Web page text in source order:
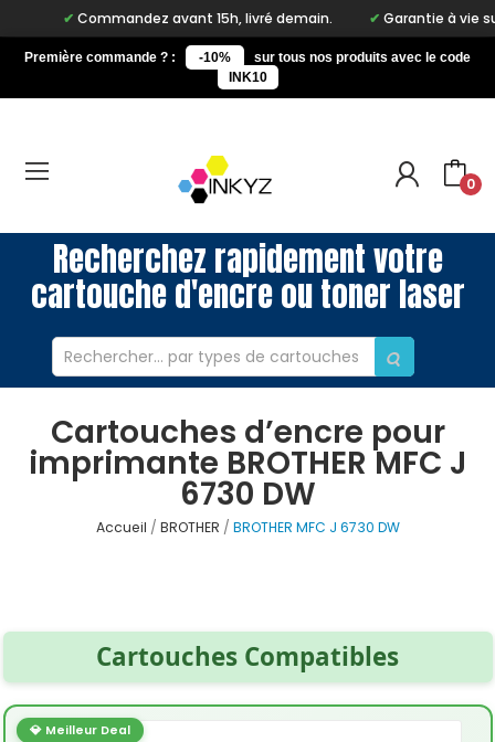
Commandez avant 15h, livré demain. Garantie à vie sur
Première commande ? : -10%
sur tous nos produits avec le code
INK10
0
Recherchez rapidement votre
cartouche d'encre ou toner laser
Cartouches d’encre pour
imprimante BROTHER MFC J
6730 DW
Accueil BROTHER BROTHER MFC J 6730 DW
Cartouches Compatibles
💎 Meilleur Deal